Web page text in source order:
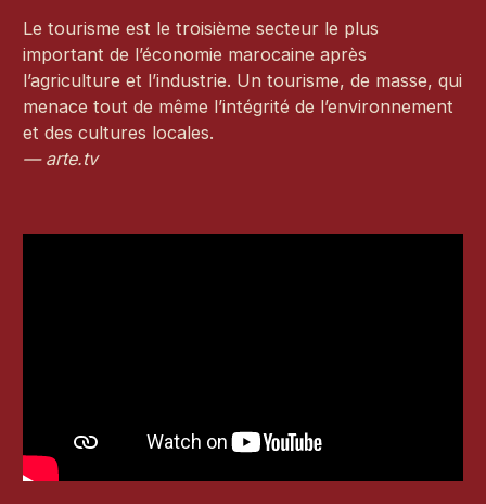
Le tourisme est le troisième secteur le plus
important de l’économie marocaine après
l’agriculture et l’industrie. Un tourisme, de masse, qui
menace tout de même l’intégrité de l’environnement
et des cultures locales.
— arte.tv